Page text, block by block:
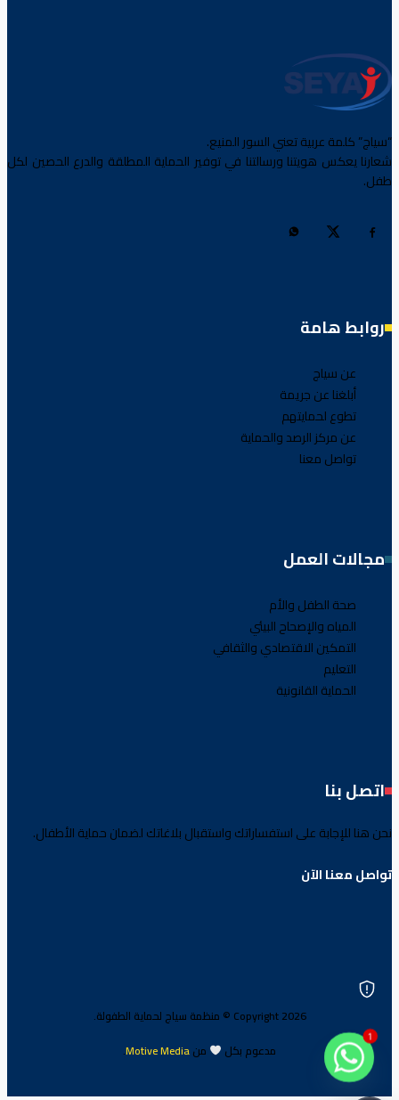
“سياج” كلمة عربية تعني السور المنيع.
شعارنا يعكس هويتنا ورسالتنا في توفير الحماية المطلقة والدرع الحصين لكل
طفل.
روابط هامة
عن سياج
أبلغنا عن جريمة
تطوع لحمايتهم
عن مركز الرصد والحماية
تواصل معنا
مجالات العمل
صحة الطفل والأم
المياه والإصحاح البيئي
التمكين الاقتصادي والثقافي
التعليم
الحماية القانونية
اتصل بنا
نحن هنا للإجابة على استفساراتك واستقبال بلاغاتك لضمان حماية الأطفال.
تواصل معنا الآن
Copyright 2026 © منظمة سياج لحماية الطفولة.
مدعوم بكل
منMotive Media
.
1